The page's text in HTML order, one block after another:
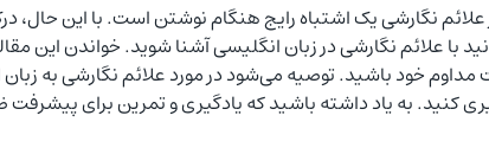
علائم نگارشی یک اشتباه رایج هنگام نوشتن است. با این
با علائم نگارشی در زبان انگلیسی آشنا شوید. خواندن این
خود باشید. توصیه می‌شود در مورد علائم نگارشی به
کنید. به یاد داشته باشید که یادگیری و تمرین برای